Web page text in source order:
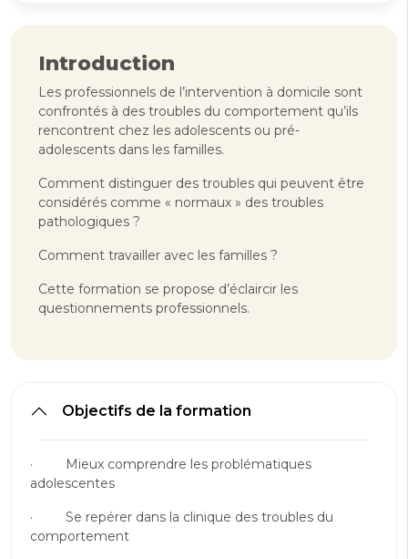
Introduction
Les professionnels de l’intervention à domicile sont
confrontés à des troubles du comportement qu’ils
rencontrent chez les adolescents ou pré-
adolescents dans les familles.
Comment distinguer des troubles qui peuvent être
considérés comme « normaux » des troubles
pathologiques ?
Comment travailler avec les familles ?
Cette formation se propose d’éclaircir les
questionnements professionnels.
Objectifs de la formation
· Mieux comprendre les problématiques
adolescentes
· Se repérer dans la clinique des troubles du
comportement